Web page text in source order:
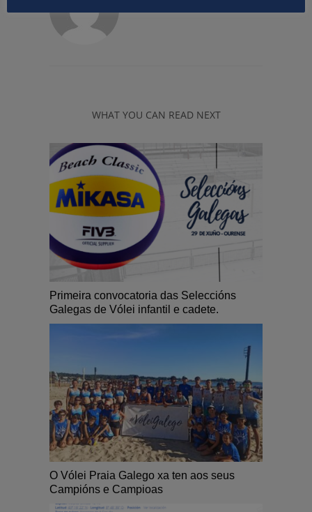
WHAT YOU CAN READ NEXT
Primeira convocatoria das Seleccións
Galegas de Vólei infantil e cadete.
O Vólei Praia Galego xa ten aos seus
Campións e Campioas